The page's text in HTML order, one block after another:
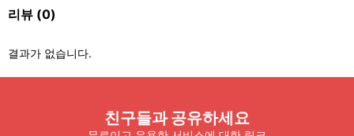
리뷰 (0)
결과가 없습니다.
친구들과 공유하세요